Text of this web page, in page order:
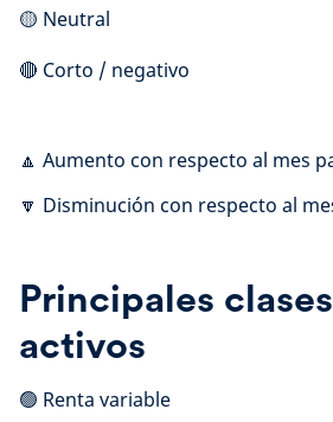
🟡 Neutral
🔴 Corto / negativo
🔼 Aumento con respecto al mes
🔽 Disminución con respecto al
Principales
activos
🟢 Renta variable